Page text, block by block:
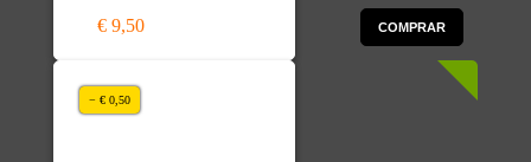
€ 9,50 COMPRAR
− € 0,50